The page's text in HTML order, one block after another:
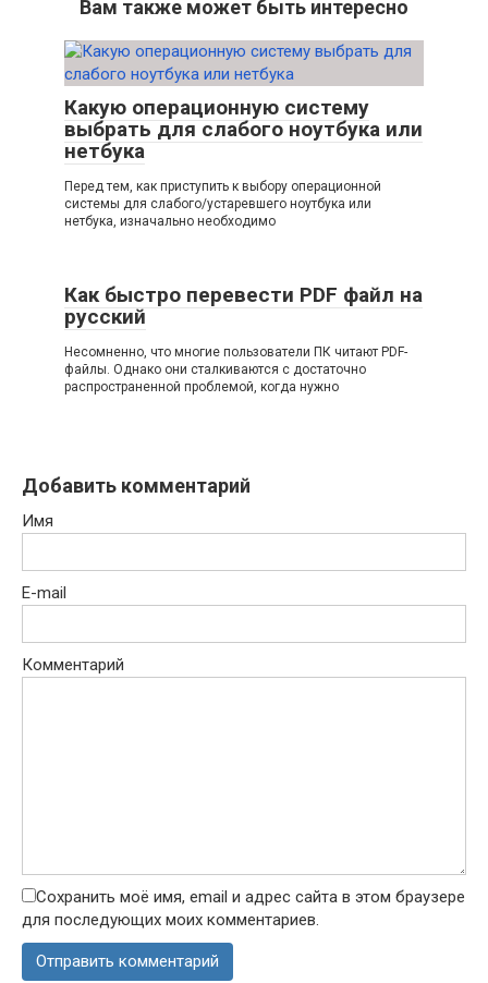
Вам также может быть интересно
Какую операционную систему
выбрать для слабого ноутбука или
нетбука
Перед тем, как приступить к выбору операционной
системы для слабого/устаревшего ноутбука или
нетбука, изначально необходимо
Как быстро перевести PDF файл на
русский
Несомненно, что многие пользователи ПК читают PDF-
файлы. Однако они сталкиваются с достаточно
распространенной проблемой, когда нужно
Добавить комментарий
Имя
E-mail
Комментарий
Сохранить моё имя, email и адрес сайта в этом браузере
для последующих моих комментариев.